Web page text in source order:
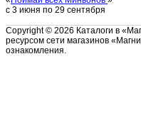
с 3 июня по 29 сентября
Copyright © 2026 Каталоги в
ресурсом сети магазинов
ознакомления.